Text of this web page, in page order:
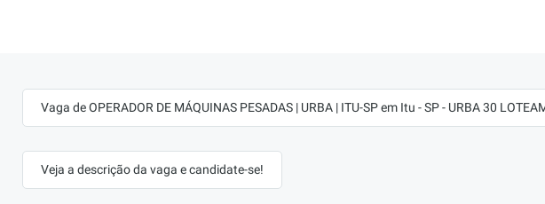
Vaga de OPERADOR DE MÁQUINAS PESADAS | URBA | ITU-SP em Itu - SP - URBA 30
Veja a descrição da vaga e candidate-se!